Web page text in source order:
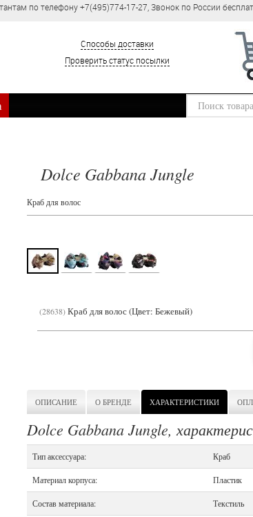
по телефону +7(495)774-17-27, Звонок по России
Способы доставки
Проверить статус посылки
Dolce Gabbana Jungle
Краб для волос
28638 Краб для волос (Цвет: Бежевый)
ОПИСАНИЕ О БРЕНДЕ ХАРАКТЕРИСТИКИ
Dolce Gabbana Jungle,
Тип аксессуара: Краб
Материал корпуса: Пластик
Состав материала: Текстиль